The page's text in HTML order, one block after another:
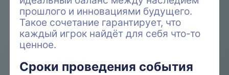
прошлого и инновациями будущего.
Такое сочетание гарантирует, что
каждый игрок найдёт для себя что-то
ценное.
Сроки проведения события